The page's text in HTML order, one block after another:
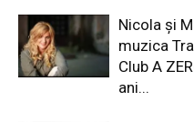
Nicola și
muzica
Club A
ani...